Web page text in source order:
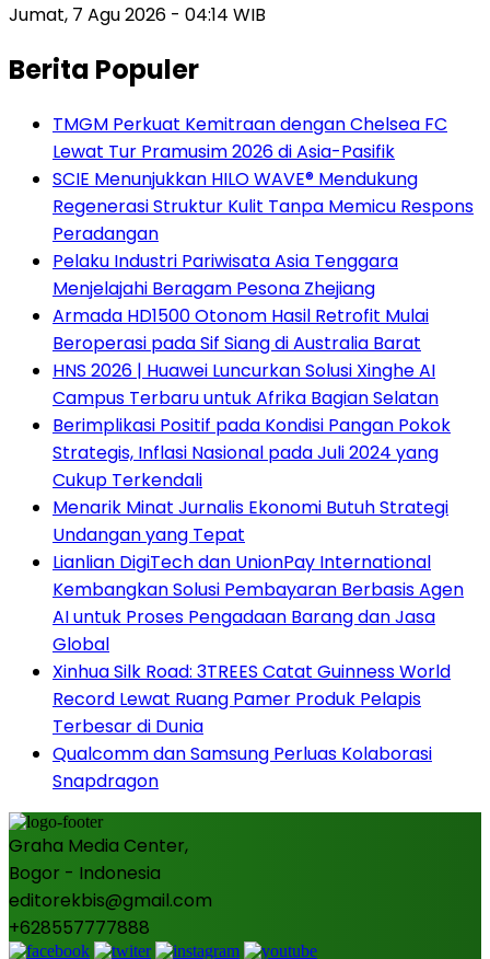
Jumat, 7 Agu 2026 - 04:14 WIB
Berita Populer
TMGM Perkuat Kemitraan dengan Chelsea FC
Lewat Tur Pramusim 2026 di Asia-Pasifik
SCIE Menunjukkan HILO WAVE® Mendukung
Regenerasi Struktur Kulit Tanpa Memicu Respons
Peradangan
Pelaku Industri Pariwisata Asia Tenggara
Menjelajahi Beragam Pesona Zhejiang
Armada HD1500 Otonom Hasil Retrofit Mulai
Beroperasi pada Sif Siang di Australia Barat
HNS 2026 | Huawei Luncurkan Solusi Xinghe AI
Campus Terbaru untuk Afrika Bagian Selatan
Berimplikasi Positif pada Kondisi Pangan Pokok
Strategis, Inflasi Nasional pada Juli 2024 yang
Cukup Terkendali
Menarik Minat Jurnalis Ekonomi Butuh Strategi
Undangan yang Tepat
Lianlian DigiTech dan UnionPay International
Kembangkan Solusi Pembayaran Berbasis Agen
AI untuk Proses Pengadaan Barang dan Jasa
Global
Xinhua Silk Road: 3TREES Catat Guinness World
Record Lewat Ruang Pamer Produk Pelapis
Terbesar di Dunia
Qualcomm dan Samsung Perluas Kolaborasi
Snapdragon
Graha Media Center,
Bogor - Indonesia
editorekbis@gmail.com
+628557777888